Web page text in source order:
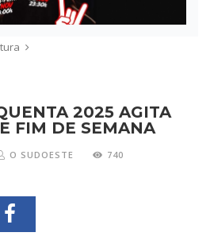
2025 AGITA
FIM DE SEMANA
O SUDOESTE 740